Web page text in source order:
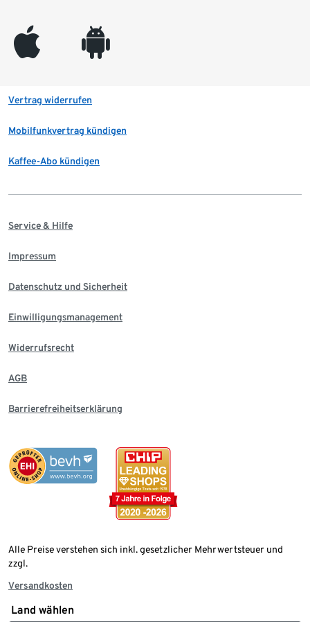
appleinc android
Vertrag widerrufen
Mobilfunkvertrag kündigen
Kaffee-Abo kündigen
Service & Hilfe
Impressum
Datenschutz und Sicherheit
Einwilligungsmanagement
Widerrufsrecht
AGB
Barrierefreiheitserklärung
Alle Preise verstehen sich inkl. gesetzlicher Mehrwertsteuer und
zzgl.
Versandkosten
Land wählen